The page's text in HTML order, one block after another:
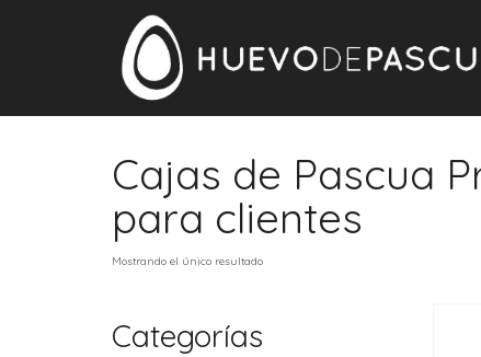
Cajas de Pascua
para clientes
Mostrando el único resultado
Categorías